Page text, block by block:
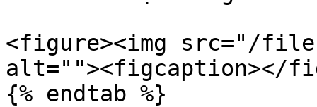
<figure><img src="/
alt=""><figcaption></
{% endtab %}